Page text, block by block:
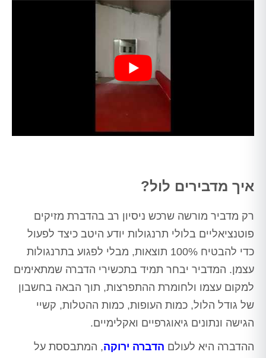
איך מדבירים לול?
רק מדביר מורשה שרכש ניסיון רב בהדברת מזיקים
פוטנציאליים בלולי תרנגולות יודע היטב כיצד לפעול
כדי להבטיח 100% תוצאות, מבלי לפגוע בתרנגולות
עצמן. המדביר יבחר תמיד בתכשירי הדברה שמתאימים
למקום עצמו ולחומרת ההתפרצות, תוך הבאה בחשבון
של גודל הלול, כמות העופות, כמות ההטלות, קשיי
הגישה ונתונים גיאוגרפיים ואקלימיים.
ההדברה היא לעולם הדברה ירוקה, המתבססת על